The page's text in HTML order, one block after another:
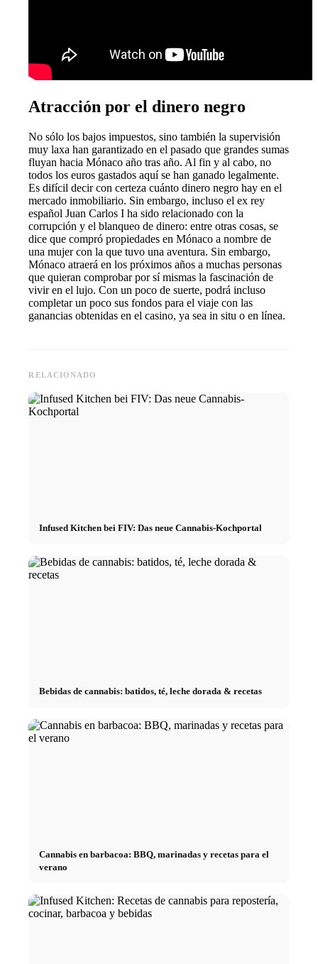
Atracción por el dinero negro
No sólo los bajos impuestos, sino también la supervisión
muy laxa han garantizado en el pasado que grandes sumas
fluyan hacia Mónaco año tras año. Al fin y al cabo, no
todos los euros gastados aquí se han ganado legalmente.
Es difícil decir con certeza cuánto dinero negro hay en el
mercado inmobiliario. Sin embargo, incluso el ex rey
español Juan Carlos I ha sido relacionado con la
corrupción y el blanqueo de dinero: entre otras cosas, se
dice que compró propiedades en Mónaco a nombre de
una mujer con la que tuvo una aventura. Sin embargo,
Mónaco atraerá en los próximos años a muchas personas
que quieran comprobar por sí mismas la fascinación de
vivir en el lujo. Con un poco de suerte, podrá incluso
completar un poco sus fondos para el viaje con las
ganancias obtenidas en el casino, ya sea in situ o en línea.
RELACIONADO
Infused Kitchen bei FIV: Das neue Cannabis-Kochportal
Bebidas de cannabis: batidos, té, leche dorada & recetas
Cannabis en barbacoa: BBQ, marinadas y recetas para el
verano